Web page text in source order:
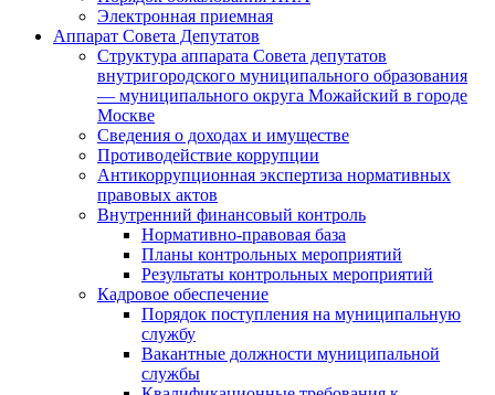
Электронная приемная
Аппарат Совета Депутатов
Структура аппарата Совета депутатов
внутригородского муниципального образования
— муниципального округа Можайский в городе
Москве
Сведения о доходах и имуществе
Противодействие коррупции
Антикоррупционная экспертиза нормативных
правовых актов
Внутренний финансовый контроль
Нормативно-правовая база
Планы контрольных мероприятий
Результаты контрольных мероприятий
Кадровое обеспечение
Порядок поступления на муниципальную
службу
Вакантные должности муниципальной
службы